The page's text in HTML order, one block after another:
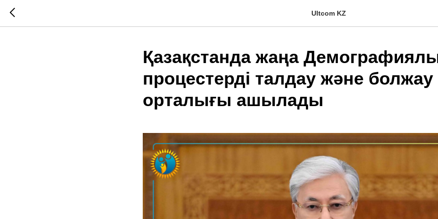
Ultcom KZ
Қазақстанда жаңа
процестерді талдау және болжау
орталығы ашылады